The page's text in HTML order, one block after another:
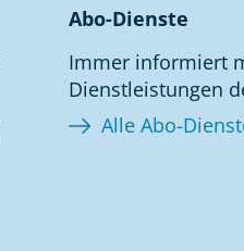
Abo-Dienste
Immer informiert
Dienstleistungen
Alle Abo-